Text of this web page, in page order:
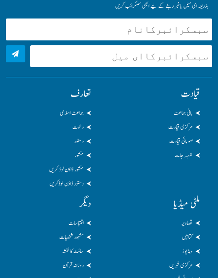
بذریعہ ای میل باخبر رہنے کے لیے ابھی سبسکرائب کریں
قیادت
بانی جماعت
مرکزی قیادت
صوبائی قیادت
شعبہ جات
تعارف
جماعت اسلامی
دعوت
دستور
منشور
منشور ڈاؤن لوڈ کریں
دستور ڈاؤن لوڈکریں
ملٹی میڈیا
تصاویر
کتابیں
ویڈیوز
مرکزی خبریں
دیگر
اقتباسات
مشہور شخصیات
سائٹ کا نقشہ
روزانہ قرآن